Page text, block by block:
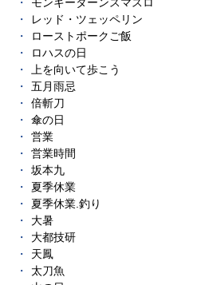
モンキーターンスマスロ
レッド・ツェッペリン
ローストポークご飯
ロハスの日
上を向いて歩こう
五月雨忌
倍斬刀
傘の日
営業
営業時間
坂本九
夏季休業
夏季休業.釣り
大暑
大都技研
天鳳
太刀魚